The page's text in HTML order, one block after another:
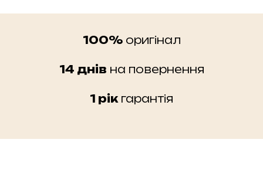
100%оригінал
14 днів на повернення
1 рік гарантія